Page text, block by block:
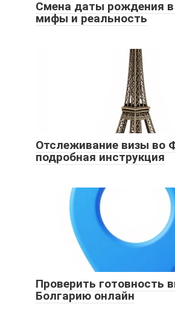
Смена даты рождения в
мифы и реальность
Отслеживание визы во
подробная инструкция
Проверить готовность
Болгарию онлайн